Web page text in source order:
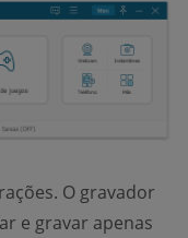
O gravador
e gravar apenas